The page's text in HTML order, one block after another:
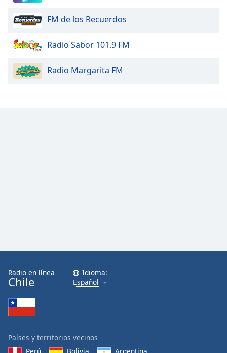
dialog
window.
FM de los Recuerdos
Radio Sabor 101.9 FM
Radio Margarita FM
Radio en línea
Chile
Idioma:
Español
Países y territorios vecinos
Perú
Bolivia Argentina